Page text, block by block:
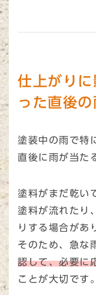
仕上がり
った直後
塗装中の雨で特
直後に雨が当た
塗料がまだ乾い
塗料が流れたり
りする場合があ
そのため、急な
認して、必要に
ことが大切です。